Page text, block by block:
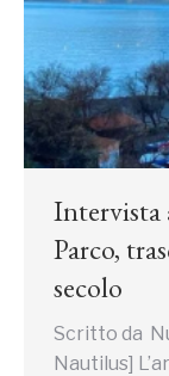
Intervista
Parco,
secolo
Scritto da
Nautilus]